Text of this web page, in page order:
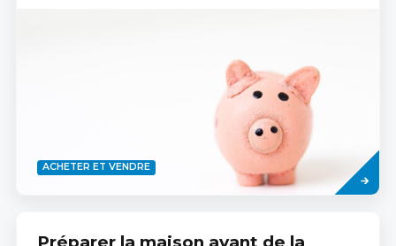
ACHETER ET VENDRE
more
Préparer la maison avant de la